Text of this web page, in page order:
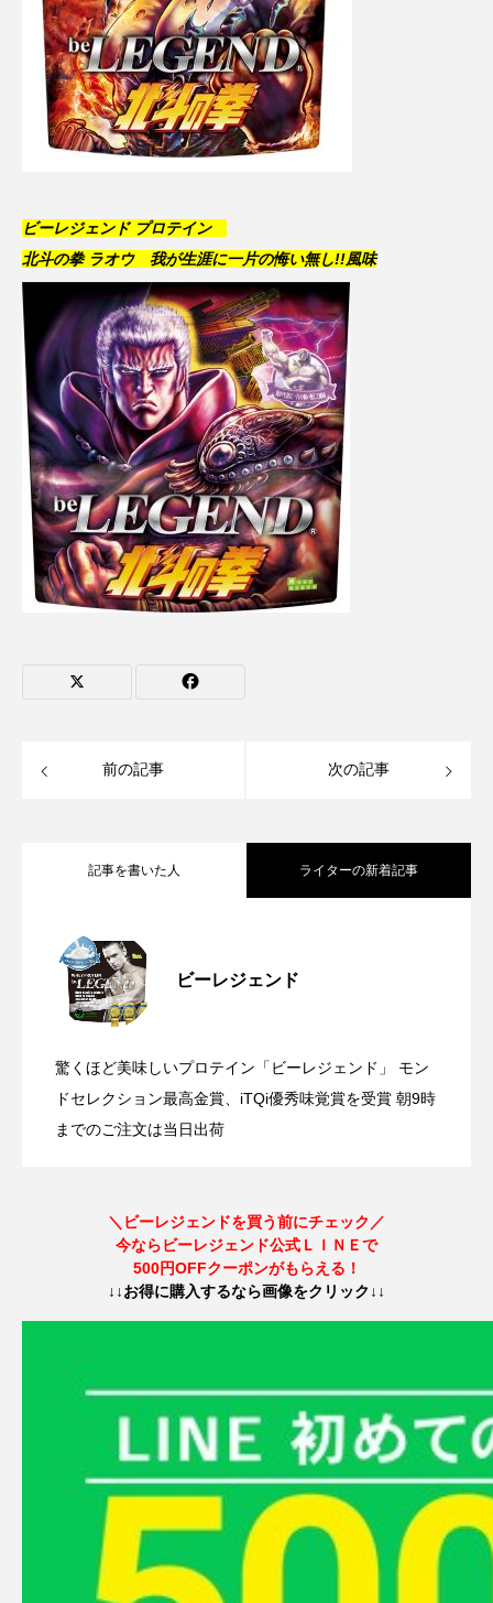
ビーレジェンド プロテイン
北斗の拳 ラオウ 我が生涯に一片の悔い無し!!風味
前の記事 次の記事
記事を書いた人 ライターの新着記事
ビーレジェンド
驚くほど美味しいプロテイン「ビーレジェンド」 モン
ドセレクション最高金賞、iTQi優秀味覚賞を受賞 朝9時
までのご注文は当日出荷
2025.08.27
2025.05.15
の変化による“マナー”と人の“神経活動”の
2025.03.03 【2025年3月13日(木)まで】第3期公式ビ
プロテイン無料配布イベント開催！
＼ビーレジェンドを買う前にチェック／
今ならビーレジェンド公式ＬＩＮＥで
500円OFFクーポンがもらえる！
↓↓お得に購入するなら画像をクリック↓↓